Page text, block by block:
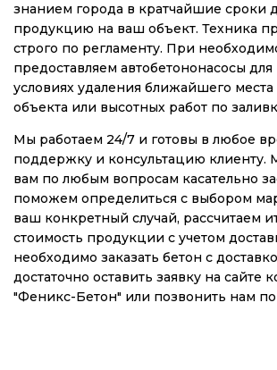
знанием города в кратчайшие сроки
продукцию на ваш объект. Техника
строго по регламенту. При
предоставляем автобетононасосы для
условиях удаления ближайшего
объекта или высотных работ по
Мы работаем 24/7 и готовы в любое
поддержку и консультацию
вам по любым вопросам касательно
поможем определиться с выбором
ваш конкретный случай, рассчитаем
стоимость продукции с учетом
необходимо заказать бетон с
достаточно оставить заявку на сайте
"Феникс-Бетон" или позвонить нам по